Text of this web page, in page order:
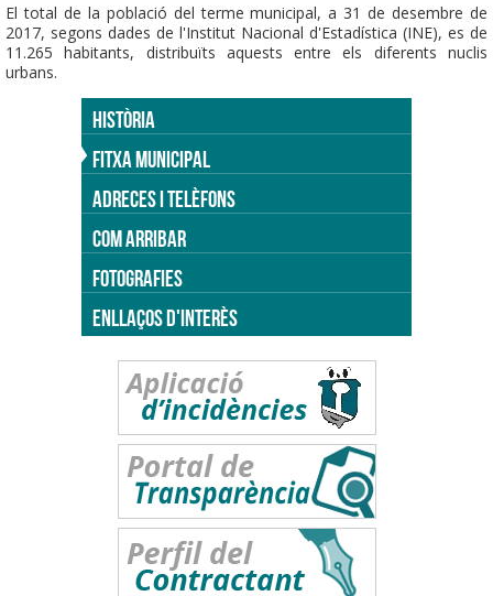
El total de la població del terme municipal, a 31 de desembre de
2017, segons dades de l'Institut Nacional d'Estadística (INE), es de
11.265 habitants, distribuïts aquests entre els diferents nuclis
urbans.
HISTÒRIA
FITXA MUNICIPAL
ADRECES I TELÈFONS
COM ARRIBAR
FOTOGRAFIES
ENLLAÇOS D'INTERÈS